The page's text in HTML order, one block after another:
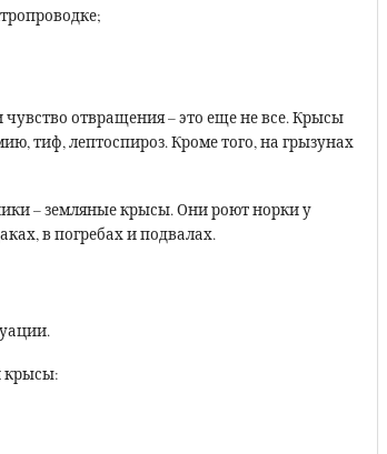
отвращения – это еще не все. Крысы
тиф, лептоспироз. Кроме того, на грызунах
– земляные крысы. Они роют норки у
в погребах и подвалах.
крысы: